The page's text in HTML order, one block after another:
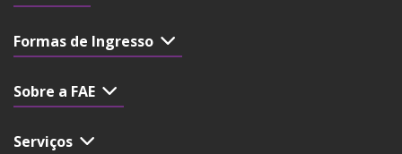
Formas de Ingresso
Sobre a FAE
Serviços